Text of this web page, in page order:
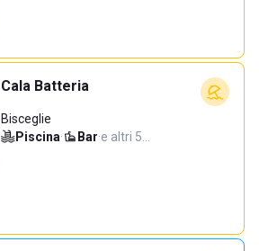
Cala Batteria
Bisceglie
Piscina· Bar·e altri 5…